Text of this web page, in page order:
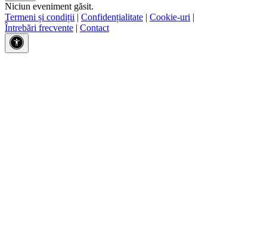
Niciun eveniment găsit.
Termeni și condiții | Confidențialitate | Cookie-uri |
Întrebări frecvente | Contact